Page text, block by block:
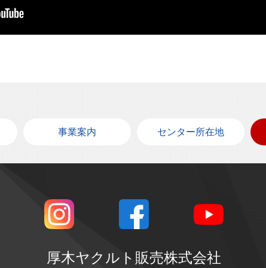
事業案内 センター所在地
厚木ヤクルト販売株式会社